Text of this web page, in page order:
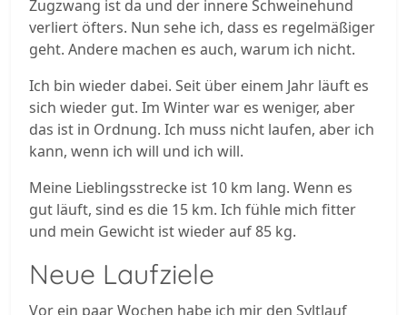
Zugzwang ist da und der innere Schweinehund
verliert öfters. Nun sehe ich, dass es regelmäßiger
geht. Andere machen es auch, warum ich nicht.
Ich bin wieder dabei. Seit über einem Jahr läuft es
sich wieder gut. Im Winter war es weniger, aber
das ist in Ordnung. Ich muss nicht laufen, aber ich
kann, wenn ich will und ich will.
Meine Lieblingsstrecke ist 10 km lang. Wenn es
gut läuft, sind es die 15 km. Ich fühle mich fitter
und mein Gewicht ist wieder auf 85 kg.
Neue Laufziele
Vor ein paar Wochen habe ich mir den Syltlauf